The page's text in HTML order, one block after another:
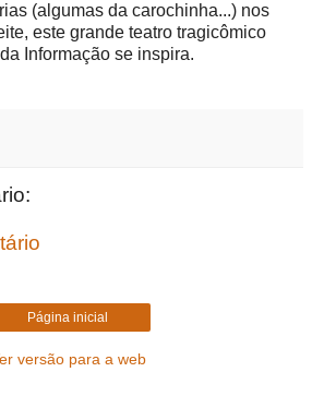
(algumas da carochinha...) nos
este grande teatro tragicômico
Informação se inspira.
Página inicial
versão para a web